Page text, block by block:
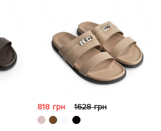
818 грн 1628 грн